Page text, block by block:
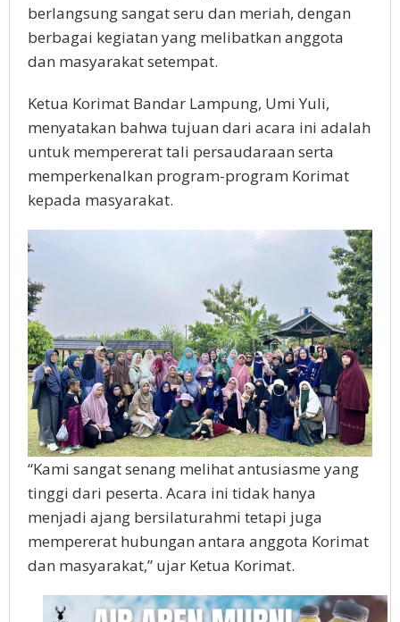
berlangsung sangat seru dan meriah, dengan
berbagai kegiatan yang melibatkan anggota
dan masyarakat setempat.
Ketua Korimat Bandar Lampung, Umi Yuli,
menyatakan bahwa tujuan dari acara ini adalah
untuk mempererat tali persaudaraan serta
memperkenalkan program-program Korimat
kepada masyarakat.
“Kami sangat senang melihat antusiasme yang
tinggi dari peserta. Acara ini tidak hanya
menjadi ajang bersilaturahmi tetapi juga
mempererat hubungan antara anggota Korimat
dan masyarakat,” ujar Ketua Korimat.